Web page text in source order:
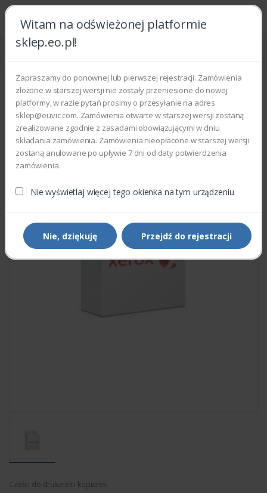
Witam na odświeżonej platformie
sklep.eo.pl!
Zapraszamy do ponownej lub pierwszej rejestracji. Zamówienia
złożone w starszej wersji nie zostały przeniesione do nowej
platformy, w razie pytań prosimy o przesyłanie na adres
sklep@euvic.com. Zamówienia otwarte w starszej wersji zostaną
zrealizowane zgodnie z zasadami obowiązującymi w dniu
składania zamówienia. Zamówienia nieopłacone w starszej wersji
zostaną anulowane po upływie 7 dni od daty potwierdzenia
zamówienia.
Nie wyświetlaj więcej tego okienka na tym urządzeniu
Nie, dziękuję Przejdź do rejestracji
Strona główna Części zamienne
Części do drukarek i kopiarek